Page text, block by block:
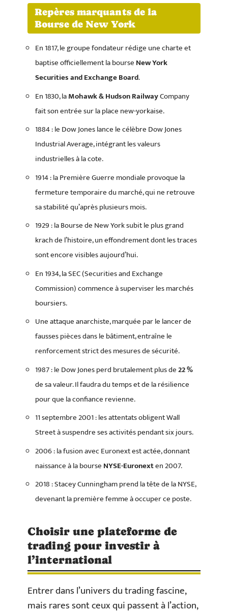
Repères marquants de la
Bourse de New York
En 1817, le groupe fondateur rédige une charte et
baptise officiellement la bourse New York
Securities and Exchange Board.
En 1830, laMohawk & Hudson RailwayCompany
fait son entrée sur la place new-yorkaise.
1884 : le Dow Jones lance le célèbre Dow Jones
Industrial Average, intégrant les valeurs
industrielles à la cote.
1914 : la Première Guerre mondiale provoque la
fermeture temporaire du marché, qui ne retrouve
sa stabilité qu’après plusieurs mois.
1929 : la Bourse de New York subit le plus grand
krach de l’histoire, un effondrement dont les traces
sont encore visibles aujourd’hui.
En 1934, la SEC (Securities and Exchange
Commission) commence à superviser les marchés
boursiers.
Une attaque anarchiste, marquée par le lancer de
fausses pièces dans le bâtiment, entraîne le
renforcement strict des mesures de sécurité.
1987 : le Dow Jones perd brutalement plus de22 %
de sa valeur. Il faudra du temps et de la résilience
pour que la confiance revienne.
11 septembre 2001 : les attentats obligent Wall
Street à suspendre ses activités pendant six jours.
2006 : la fusion avec Euronext est actée, donnant
naissance à la bourse NYSE-Euronexten 2007.
2018 : Stacey Cunningham prend la tête de la NYSE,
devenant la première femme à occuper ce poste.
Choisir une plateforme de
trading pour investir à
l’international
Entrer dans l’univers du trading fascine,
mais rares sont ceux qui passent à l’action,